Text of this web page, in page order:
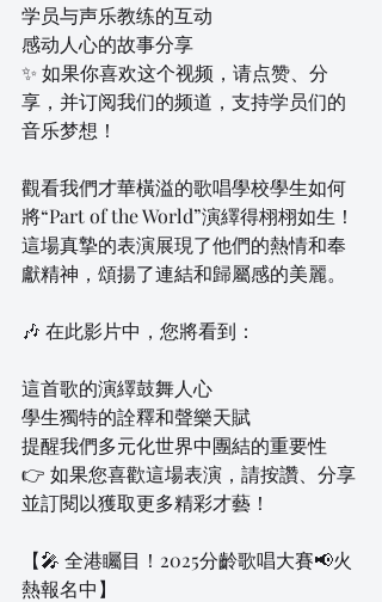
学员与声乐教练的互动
感动人心的故事分享
✨ 如果你喜欢这个视频，请点赞、分
享，并订阅我们的频道，支持学员们的
音乐梦想！
觀看我們才華橫溢的歌唱學校學生如何
將“Part of the World”演繹得栩栩如生！
這場真摯的表演展現了他們的熱情和奉
獻精神，頌揚了連結和歸屬感的美麗。
🎶 在此影片中，您將看到：
這首歌的演繹鼓舞人心
學生獨特的詮釋和聲樂天賦
提醒我們多元化世界中團結的重要性
👉 如果您喜歡這場表演，請按讚、分享
並訂閱以獲取更多精彩才藝！
【🎤 全港矚目！2025分齡歌唱大賽📢火
熱報名中】